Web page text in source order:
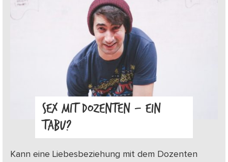
SEX MIT DOZENTEN – EIN
TABU?
Kann eine Liebesbeziehung mit dem Dozenten